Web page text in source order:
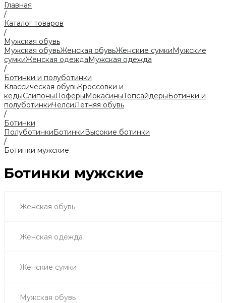
Главная
/
Каталог товаров
/
Мужская обувь
Мужская обувьЖенская обувьЖенские сумкиМужские
сумкиЖенская одеждаМужская одежда
/
Ботинки и полуботинки
Классическая обувьКроссовки и
кедыСлипоныЛоферыМокасиныТопсайдерыБотинки и
полуботинкиЧелсиЛетняя обувь
/
Ботинки
ПолуботинкиБотинкиВысокие ботинки
/
Ботинки мужские
Ботинки мужские
Женская обувь
Женская одежда
Женские сумки
Мужская обувь